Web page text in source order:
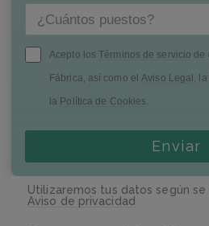
Acepto losTérminos de servicio de
Fábrica, así como elAviso Legal , la
la Política de Cookies.
Enviar
Utilizaremos tus datos según se
Aviso de privacidad